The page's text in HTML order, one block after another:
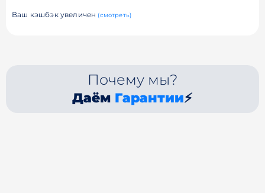
Ваш кэшбэк увеличен (смотреть)
Почему мы?
Даём Гарантии⚡